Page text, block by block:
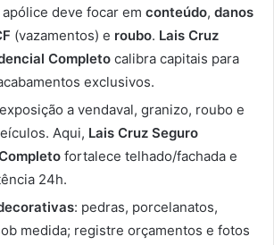
deve focar em conteúdo, danos
(vazamentos) e roubo. Lais Cruz
Completo calibra capitais para
exclusivos.
a vendaval, granizo, roubo e
Aqui, Lais Cruz Seguro
fortalece telhado/fachada e
24h.
: pedras, porcelanatos,
medida; registre orçamentos e fotos